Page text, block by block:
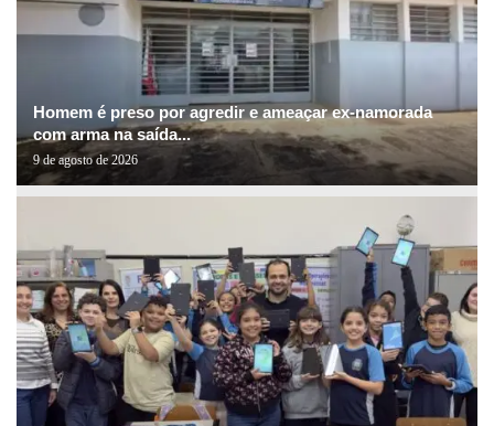
Homem é preso por agredir e ameaçar ex-namorada
com arma na saída...
9 de agosto de 2026